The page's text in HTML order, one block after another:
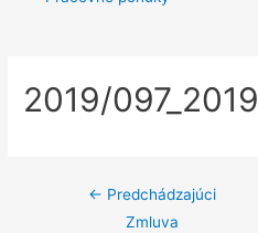
2019/097_2019
Navigácia
← Predchádzajúci
Zmluva